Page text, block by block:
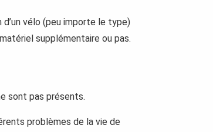
vélo (peu importe le type)
supplémentaire ou pas.
sont pas présents.
problèmes de la vie de